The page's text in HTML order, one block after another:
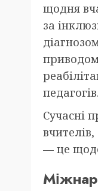
щодня
за
педагогів.
Сучасні
— це